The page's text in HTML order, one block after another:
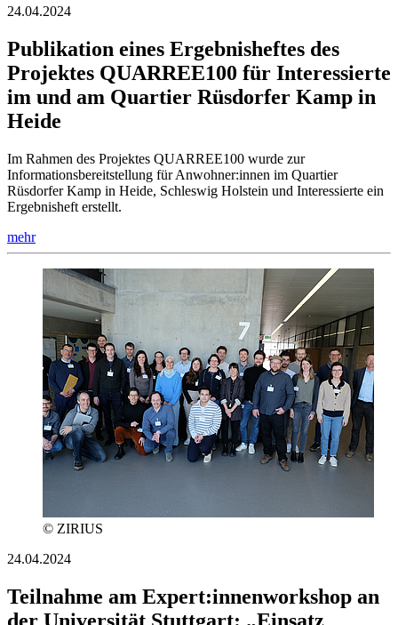
24.04.2024
Publikation eines Ergebnisheftes des
Projektes QUARREE100 für Interessierte
im und am Quartier Rüsdorfer Kamp in
Heide
Im Rahmen des Projektes QUARREE100 wurde zur
Informationsbereitstellung für Anwohner:innen im Quartier
Rüsdorfer Kamp in Heide, Schleswig Holstein und Interessierte ein
Ergebnisheft erstellt.
mehr
© ZIRIUS
24.04.2024
Teilnahme am Expert:innenworkshop an
der Universität Stuttgart: „Einsatz